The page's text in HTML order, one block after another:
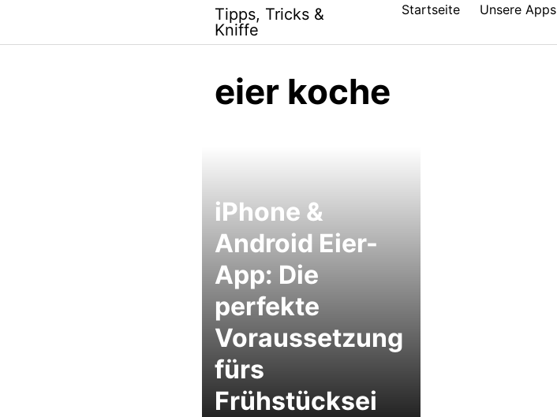
content
Tipps, Tricks &
Kniffe
Startseite Unsere Apps
eier koche
iPhone &
Android Eier-
App: Die
perfekte
Voraussetzung
fürs
Frühstücksei